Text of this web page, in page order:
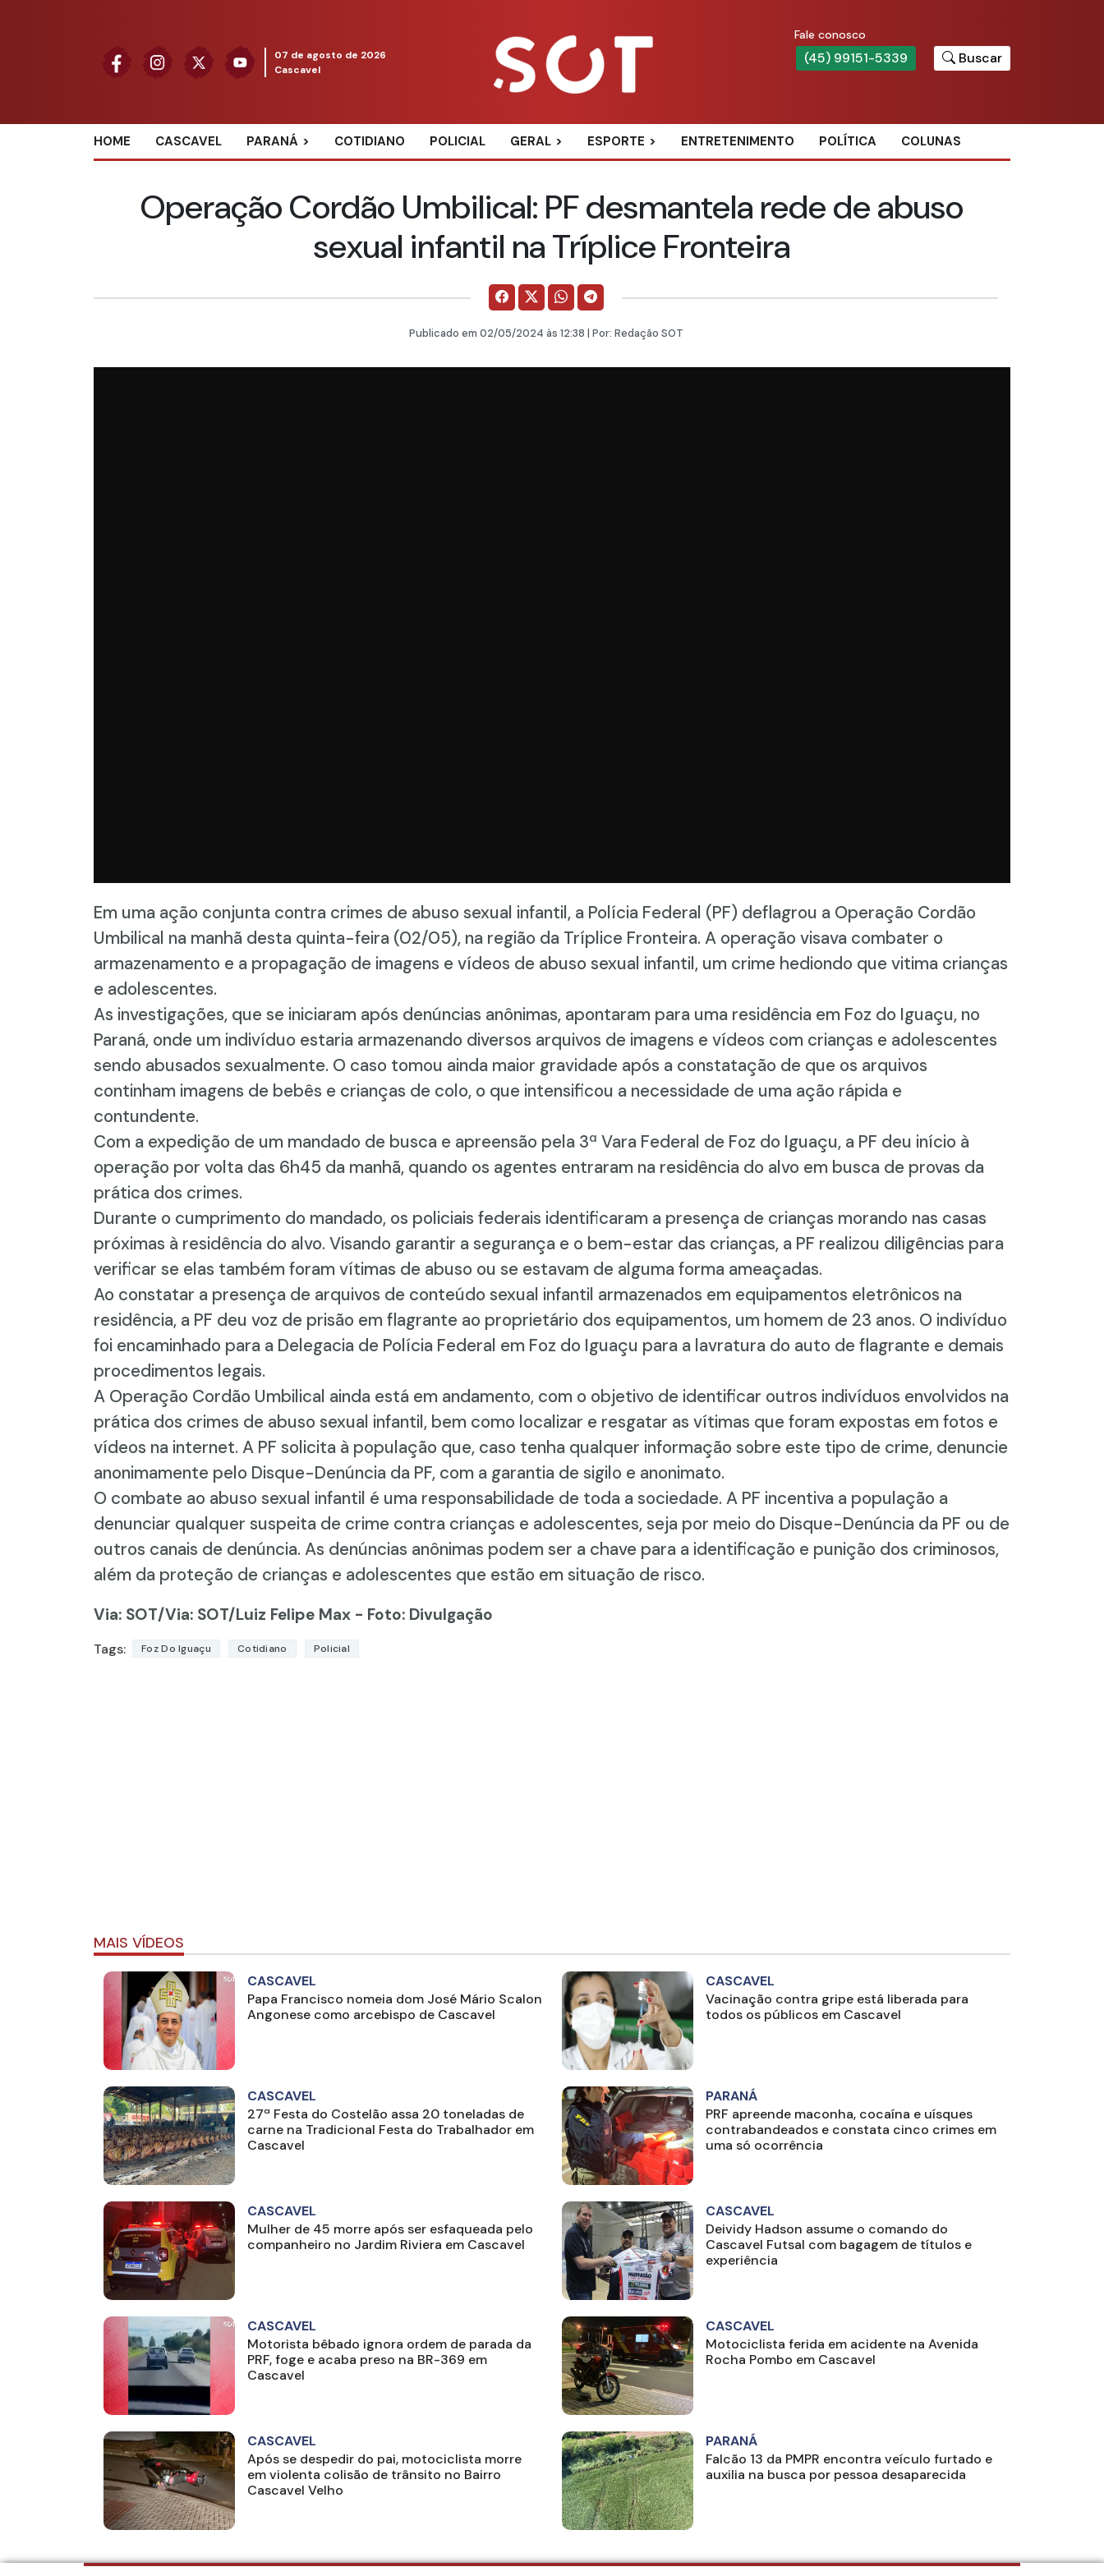
07 de agosto de 2026
Cascavel
Fale conosco
(45) 99151-5339 Buscar
HOME CASCAVEL PARANÁ COTIDIANO POLICIAL GERAL ESPORTE ENTRETENIMENTO POLÍTICA COLUNAS
Operação Cordão Umbilical: PF desmantela rede de abuso
sexual infantil na Tríplice Fronteira
Publicado em 02/05/2024 às 12:38 | Por: Redação SOT
Em uma ação conjunta contra crimes de abuso sexual infantil, a Polícia Federal (PF) deflagrou a Operação Cordão
Umbilical na manhã desta quinta-feira (02/05), na região da Tríplice Fronteira. A operação visava combater o
armazenamento e a propagação de imagens e vídeos de abuso sexual infantil, um crime hediondo que vitima crianças
e adolescentes.
As investigações, que se iniciaram após denúncias anônimas, apontaram para uma residência em Foz do Iguaçu, no
Paraná, onde um indivíduo estaria armazenando diversos arquivos de imagens e vídeos com crianças e adolescentes
sendo abusados sexualmente. O caso tomou ainda maior gravidade após a constatação de que os arquivos
continham imagens de bebês e crianças de colo, o que intensificou a necessidade de uma ação rápida e
contundente.
Com a expedição de um mandado de busca e apreensão pela 3ª Vara Federal de Foz do Iguaçu, a PF deu início à
operação por volta das 6h45 da manhã, quando os agentes entraram na residência do alvo em busca de provas da
prática dos crimes.
Durante o cumprimento do mandado, os policiais federais identificaram a presença de crianças morando nas casas
próximas à residência do alvo. Visando garantir a segurança e o bem-estar das crianças, a PF realizou diligências para
verificar se elas também foram vítimas de abuso ou se estavam de alguma forma ameaçadas.
Ao constatar a presença de arquivos de conteúdo sexual infantil armazenados em equipamentos eletrônicos na
residência, a PF deu voz de prisão em flagrante ao proprietário dos equipamentos, um homem de 23 anos. O indivíduo
foi encaminhado para a Delegacia de Polícia Federal em Foz do Iguaçu para a lavratura do auto de flagrante e demais
procedimentos legais.
A Operação Cordão Umbilical ainda está em andamento, com o objetivo de identificar outros indivíduos envolvidos na
prática dos crimes de abuso sexual infantil, bem como localizar e resgatar as vítimas que foram expostas em fotos e
vídeos na internet. A PF solicita à população que, caso tenha qualquer informação sobre este tipo de crime, denuncie
anonimamente pelo Disque-Denúncia da PF, com a garantia de sigilo e anonimato.
O combate ao abuso sexual infantil é uma responsabilidade de toda a sociedade. A PF incentiva a população a
denunciar qualquer suspeita de crime contra crianças e adolescentes, seja por meio do Disque-Denúncia da PF ou de
outros canais de denúncia. As denúncias anônimas podem ser a chave para a identificação e punição dos criminosos,
além da proteção de crianças e adolescentes que estão em situação de risco.
Via: SOT/Via: SOT/Luiz Felipe Max - Foto: Divulgação
Tags: Foz Do Iguaçu Cotidiano Policial
MAIS VÍDEOS
CASCAVEL
Papa Francisco nomeia dom José Mário Scalon
Angonese como arcebispo de Cascavel
CASCAVEL
Vacinação contra gripe está liberada para
todos os públicos em Cascavel
CASCAVEL
27ª Festa do Costelão assa 20 toneladas de
carne na Tradicional Festa do Trabalhador em
Cascavel
PARANÁ
PRF apreende maconha, cocaína e uísques
contrabandeados e constata cinco crimes em
uma só ocorrência
CASCAVEL
Mulher de 45 morre após ser esfaqueada pelo
companheiro no Jardim Riviera em Cascavel
CASCAVEL
Deividy Hadson assume o comando do
Cascavel Futsal com bagagem de títulos e
experiência
CASCAVEL
Motorista bêbado ignora ordem de parada da
PRF, foge e acaba preso na BR-369 em
Cascavel
CASCAVEL
Motociclista ferida em acidente na Avenida
Rocha Pombo em Cascavel
CASCAVEL
Após se despedir do pai, motociclista morre
em violenta colisão de trânsito no Bairro
Cascavel Velho
PARANÁ
Falcão 13 da PMPR encontra veículo furtado e
auxilia na busca por pessoa desaparecida